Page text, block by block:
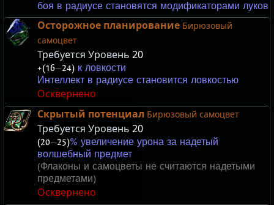
боя в радиусе становятся модификаторами луков
Осторожное планирование Бирюзовый
самоцвет
Требуется Уровень 20
+(16—24) к ловкости
Интеллект в радиусе становится ловкостью
Осквернено
Скрытый потенциал Бирюзовый самоцвет
Требуется Уровень 20
(20—25)% увеличение урона за надетый
волшебный предмет
(Флаконы и самоцветы не считаются надетыми
предметами)
Осквернено